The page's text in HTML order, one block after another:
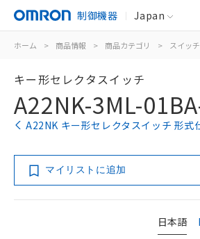
制御機器 Japan
ホーム > 商品情報 > 商品カテゴリ > スイッチ
キー形セレクタスイッチ
A22NK-3ML-
A22NK キー形セレクタスイッチ 形式
マイリストに追加
日本語